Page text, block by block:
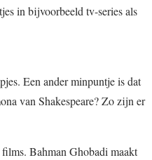
in bijvoorbeeld tv-series als
Een ander minpuntje is dat
van Shakespeare? Zo zijn er
Bahman Ghobadi maakt